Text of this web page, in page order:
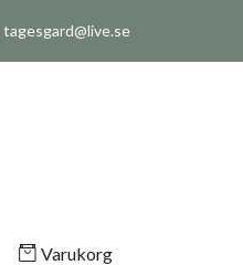
tagesgard@live.se
Varukorg